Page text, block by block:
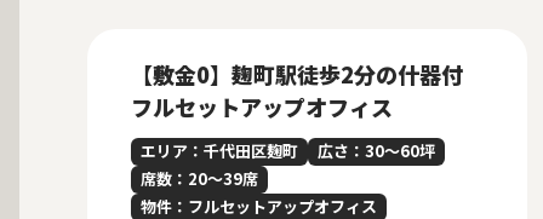
【敷金0】麹町駅徒歩2分の什器付
フルセットアップオフィス
エリア：千代田区麹町
広さ：30〜60坪
席数：20〜39席
物件：フルセットアップオフィス